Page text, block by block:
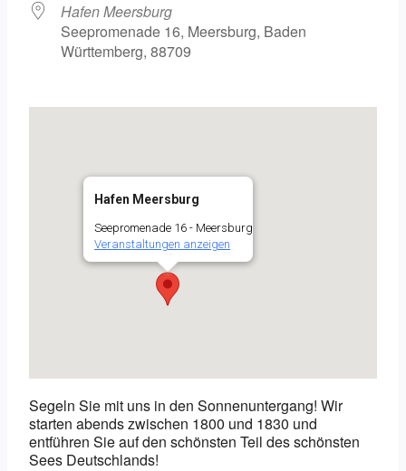
Hafen Meersburg
Seepromenade 16, Meersburg, Baden
Württemberg, 88709
Hafen Meersburg
Seepromenade 16 - Meersburg
Veranstaltungen anzeigen
Segeln Sie mit uns in den Sonnenuntergang! Wir
starten abends zwischen 1800 und 1830 und
entführen Sie auf den schönsten Teil des schönsten
Sees Deutschlands!